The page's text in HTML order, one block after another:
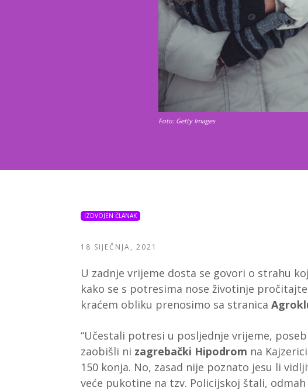
Foto: Getty Images
IZDVOJEN ČLANAK
18 SIJEČNJA, 2021
U zadnje vrijeme dosta se govori o strahu
kako se s potresima nose životinje
kraćem obliku prenosimo sa stranica
“Učestali potresi u posljednje vrijeme,
zaobišli ni zagrebački Hipodrom na
150 konja. No, zasad nije poznato jesu li
veće pukotine na tzv. Policijskoj štali,